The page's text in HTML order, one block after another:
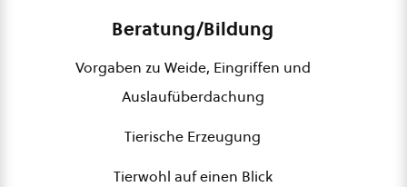
Beratung/Bildung
Vorgaben zu Weide, Eingriffen und
Auslaufüberdachung
Tierische Erzeugung
Tierwohl auf einen Blick